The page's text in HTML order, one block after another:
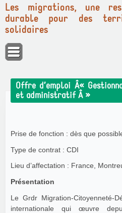
Panneau de gestion des cookies
Les migrations, une
durable pour des
solidaires
Offre d’emploi Â«
et administratif Â »
Prise de fonction : dès que
Type de contrat : CDI
Lieu d’affectation : France,
Présentation
Le Grdr Migration-Citoyenneté-
internationale qui œuvre